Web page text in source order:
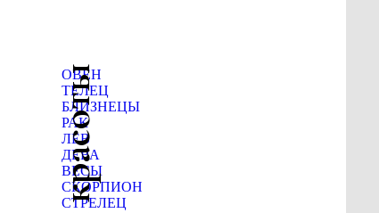
ОВЕН
ТЕЛЕЦ
БЛИЗНЕЦЫ
РАК
ЛЕВ
ДЕВА
ВЕСЫ
СКОРПИОН
СТРЕЛЕЦ